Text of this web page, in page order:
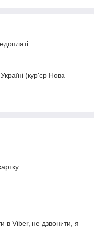
(кур'єр Нова
в Viber, не дзвонити, я